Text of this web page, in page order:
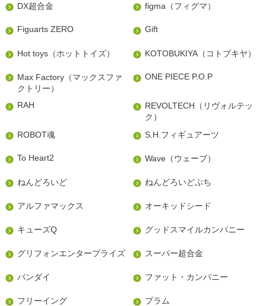
DX超合金 figma（フィグマ）
Figuarts ZERO Gift
Hot toys（ホットトイズ） KOTOBUKIYA（コトブキヤ）
Max Factory（マックスファ
クトリー）
ONE PIECE P.O.P
RAH
REVOLTECH（リヴォルテッ
ク）
ROBOT魂
S.H.フィギュアーツ
To Heart2 Wave（ウェーブ）
ねんどろいど ねんどろいどぷち
アルファマックス オーキッドシード
キューズQ グッドスマイルカンパニー
グリフォンエンタープライズ スーパー超合金
バンダイ ファット・カンパニー
フリーイング プラム